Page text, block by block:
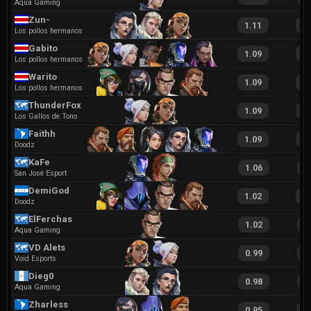
Aqua Gaming
Zun-
Los pollos hermanos
1.11
Gabito
Los pollos hermanos
1.09
Warito
Los pollos hermanos
1.09
ThunderFox
Los Gallos de Tono
1.09
Faithh
Doodz
1.09
KaFe
San José Esport
1.06
DemiGod
Doodz
1.02
ElFerchas
Aqua Gaming
1.02
VD Alets
Void Esports
0.99
Dieg0
Aqua Gaming
0.98
Zharless